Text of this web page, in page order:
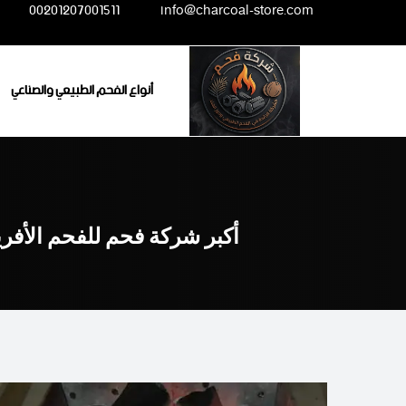
content
info@charcoal-store.com
00201207001511
أنواع الفحم الطبيعي والصناعي
أكبر شركة فحم للفحم